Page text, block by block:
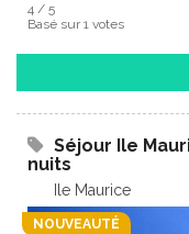
4 / 5
Basé sur1 votes
Séjour Ile
nuits
Ile Maurice
NOUVEAUTÉ